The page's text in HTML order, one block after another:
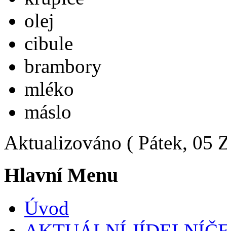
olej
cibule
brambory
mléko
máslo
Aktualizováno ( Pátek, 05
Hlavní Menu
Úvod